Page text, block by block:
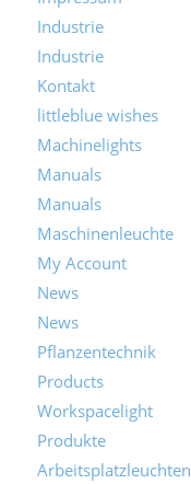
Industrie
Industrie
Kontakt
littleblue wishes
Machinelights
Manuals
Manuals
Maschinenleuchte
My Account
News
News
Pflanzentechnik
Products
Workspacelight
Produkte
Arbeitsplatzleuchten